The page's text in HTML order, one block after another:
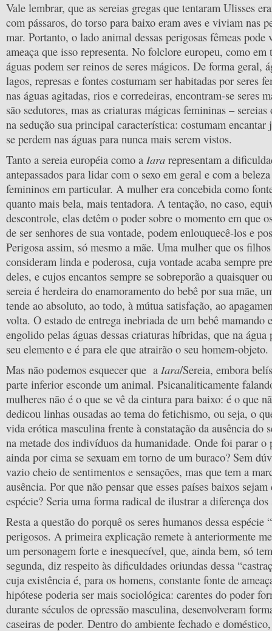
Vale lembrar, que as sereias gregas que tentaram Ulisses
com pássaros, do torso para baixo eram aves e viviam nas
mar. Portanto, o lado animal dessas perigosas fêmeas pode
ameaça que isso representa. No folclore europeu, como em
águas podem ser reinos de seres mágicos. De forma geral,
lagos, represas e fontes costumam ser habitadas por seres
nas águas agitadas, rios e corredeiras, encontram-se seres
são sedutores, mas as criaturas mágicas femininas –
na sedução sua principal característica: costumam encantar
se perdem nas águas para nunca mais serem vistos.
Tanto a sereia européia como a Iara representam a
antepassados para lidar com o sexo em geral e com a
femininos em particular. A mulher era concebida como
quanto mais bela, mais tentadora. A tentação, no caso,
descontrole, elas detêm o poder sobre o momento em que
de ser senhores de sua vontade, podem enlouquecê-los e
Perigosa assim, só mesmo a mãe. Uma mulher que os
consideram linda e poderosa, cuja vontade acaba sempre
deles, e cujos encantos sempre se sobreporão a quaisquer
sereia é herdeira do enamoramento do bebê por sua mãe,
tende ao absoluto, ao todo, à mútua satisfação, ao
volta. O estado de entrega inebriada de um bebê mamando
engolido pelas águas dessas criaturas híbridas, que na água
seu elemento e é para ele que atrairão o seu homem-objeto.
Mas não podemos esquecer que a Iara/Sereia, embora
parte inferior esconde um animal. Psicanaliticamente
mulheres não é o que se vê da cintura para baixo: é o que
dedicou linhas ousadas ao tema do fetichismo, ou seja, o
vida erótica masculina frente à constatação da ausência do
na metade dos indivíduos da humanidade. Onde foi parar o
ainda por cima se sexuam em torno de um buraco? Sem
vazio cheio de sentimentos e sensações, mas que tem a
ausência. Por que não pensar que esses países baixos
espécie? Seria uma forma radical de ilustrar a diferença dos
Resta a questão do porquê os seres humanos dessa espécie
perigosos. A primeira explicação remete à anteriormente
um personagem forte e inesquecível, que, ainda bem, só
segunda, diz respeito às dificuldades oriundas dessa
cuja existência é, para os homens, constante fonte de
hipótese poderia ser mais sociológica: carentes do poder
durante séculos de opressão masculina, desenvolveram
caseiras de poder. Dentro do ambiente fechado e